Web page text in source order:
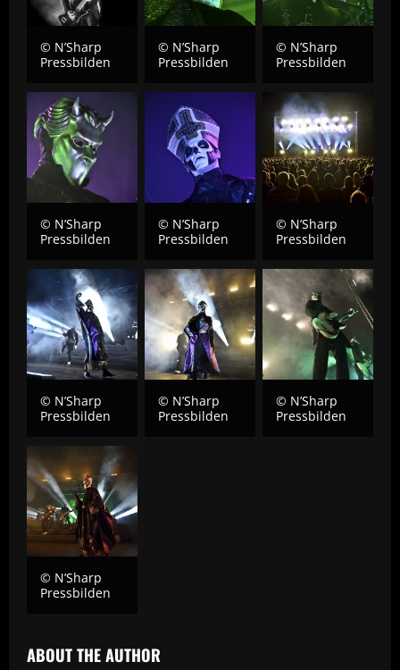
© N’Sharp
Pressbilden
© N’Sharp
Pressbilden
© N’Sharp
Pressbilden
© N’Sharp
Pressbilden
© N’Sharp
Pressbilden
© N’Sharp
Pressbilden
© N’Sharp
Pressbilden
© N’Sharp
Pressbilden
© N’Sharp
Pressbilden
© N’Sharp
Pressbilden
ABOUT THE AUTHOR